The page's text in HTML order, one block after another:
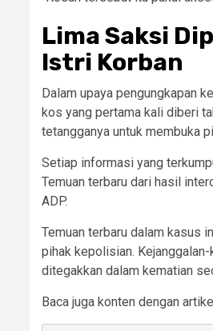
Lima Saksi
Istri Korban
Dalam upaya pengungkapan
kos yang pertama kali diberi
tetangganya untuk membuka
Setiap informasi yang
Temuan terbaru dari hasil
ADP.
Temuan terbaru dalam kasus
pihak kepolisian.
ditegakkan dalam kematian
Baca juga konten dengan